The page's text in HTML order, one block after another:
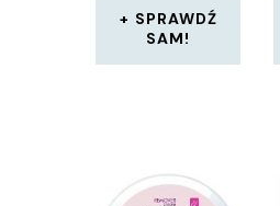
SPRAWDŹ
SAM!